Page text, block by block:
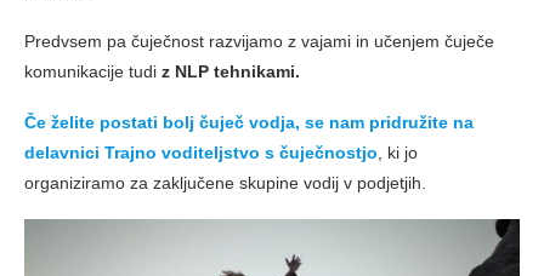
Predvsem pa čuječnost razvijamo z vajami in učenjem čuječe
komunikacije tudi z NLP tehnikami.
Če želite postati bolj čuječ vodja, se nam pridružite na
delavnici Trajno voditeljstvo s čuječnostjo , ki jo
organiziramo za zaključene skupine vodij v podjetjih.